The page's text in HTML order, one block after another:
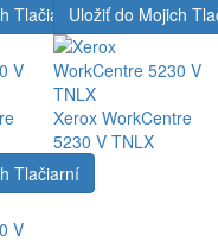
TlačiarníUložiť do Mojich
Xerox WorkCentre
5230 V TNLX
Tlačiarní